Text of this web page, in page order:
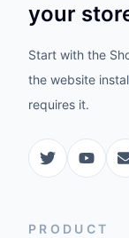
your
Start with the
the website
requires it.
PRODUCT